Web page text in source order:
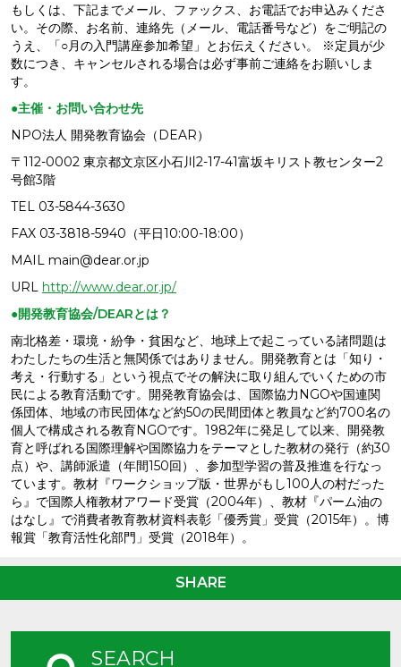
もしくは、下記までメール、ファックス、お電話でお申込みくださ
い。その際、お名前、連絡先（メール、電話番号など）をご明記の
うえ、「○月の入門講座参加希望」とお伝えください。 ※定員が少
数につき、キャンセルされる場合は必ず事前ご連絡をお願いしま
す。
●主催・お問い合わせ先
NPO法人 開発教育協会（DEAR）
〒112-0002 東京都文京区小石川2-17-41富坂キリスト教センター2
号館3階
TEL 03-5844-3630
FAX 03-3818-5940（平日10:00-18:00）
MAIL main@dear.or.jp
URL http://www.dear.or.jp/
●開発教育協会/DEARとは？
南北格差・環境・紛争・貧困など、地球上で起こっている諸問題は
わたしたちの生活と無関係ではありません。開発教育とは「知り・
考え・行動する」という視点でその解決に取り組んでいくための市
民による教育活動です。開発教育協会は、国際協力NGOや国連関
係団体、地域の市民団体など約50の民間団体と教員など約700名の
個人で構成される教育NGOです。1982年に発足して以来、開発教
育と呼ばれる国際理解や国際協力をテーマとした教材の発行（約30
点）や、講師派遣（年間150回）、参加型学習の普及推進を行なっ
ています。教材『ワークショップ版・世界がもし100人の村だった
ら』で国際人権教材アワード受賞（2004年）、教材『パーム油の
はなし』で消費者教育教材資料表彰「優秀賞」受賞（2015年）。博
報賞「教育活性化部門」受賞（2018年）。
SHARE
SEARCH